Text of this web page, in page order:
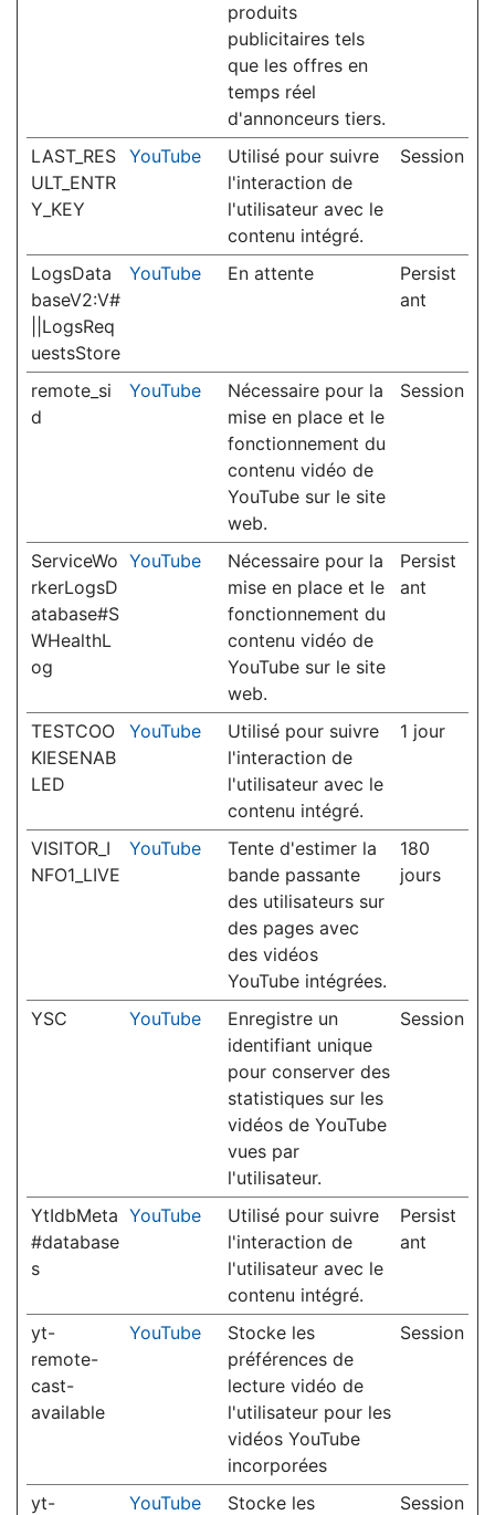
produits
publicitaires tels
que les offres en
temps réel
d'annonceurs tiers.
LAST_RES
ULT_ENTR
Y_KEY
YouTube
Utilisé pour suivre
l'interaction de
l'utilisateur avec le
contenu intégré.
Session
LogsData
baseV2:V#
||LogsReq
uestsStore
YouTube En attente
Persist
ant
remote_si
d
YouTube
Nécessaire pour la
mise en place et le
fonctionnement du
contenu vidéo de
YouTube sur le site
web.
Session
ServiceWo
rkerLogsD
atabase#S
WHealthL
og
YouTube
Nécessaire pour la
mise en place et le
fonctionnement du
contenu vidéo de
YouTube sur le site
web.
Persist
ant
TESTCOO
KIESENAB
LED
YouTube
Utilisé pour suivre
l'interaction de
l'utilisateur avec le
contenu intégré.
1 jour
VISITOR_I
NFO1_LIVE
YouTube
Tente d'estimer la
bande passante
des utilisateurs sur
des pages avec
des vidéos
YouTube intégrées.
180
jours
YSC YouTube
Enregistre un
identifiant unique
pour conserver des
statistiques sur les
vidéos de YouTube
vues par
l'utilisateur.
Session
YtIdbMeta
#database
s
YouTube
Utilisé pour suivre
l'interaction de
l'utilisateur avec le
contenu intégré.
Persist
ant
yt-
remote-
cast-
available
YouTube
Stocke les
préférences de
lecture vidéo de
l'utilisateur pour les
vidéos YouTube
incorporées
Session
yt-
YouTube
Stocke les
Session